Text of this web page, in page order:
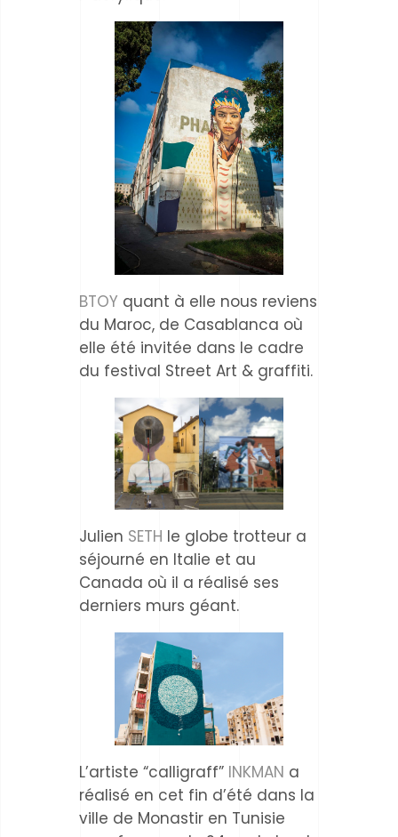
BTOY quant à elle nous reviens
du Maroc, de Casablanca où
elle été invitée dans le cadre
du festival Street Art & graffiti.
Julien SETH le globe trotteur a
séjourné en Italie et au
Canada où il a réalisé ses
derniers murs géant.
L’artiste “calligraff” INKMAN a
réalisé en cet fin d’été dans la
ville de Monastir en Tunisie